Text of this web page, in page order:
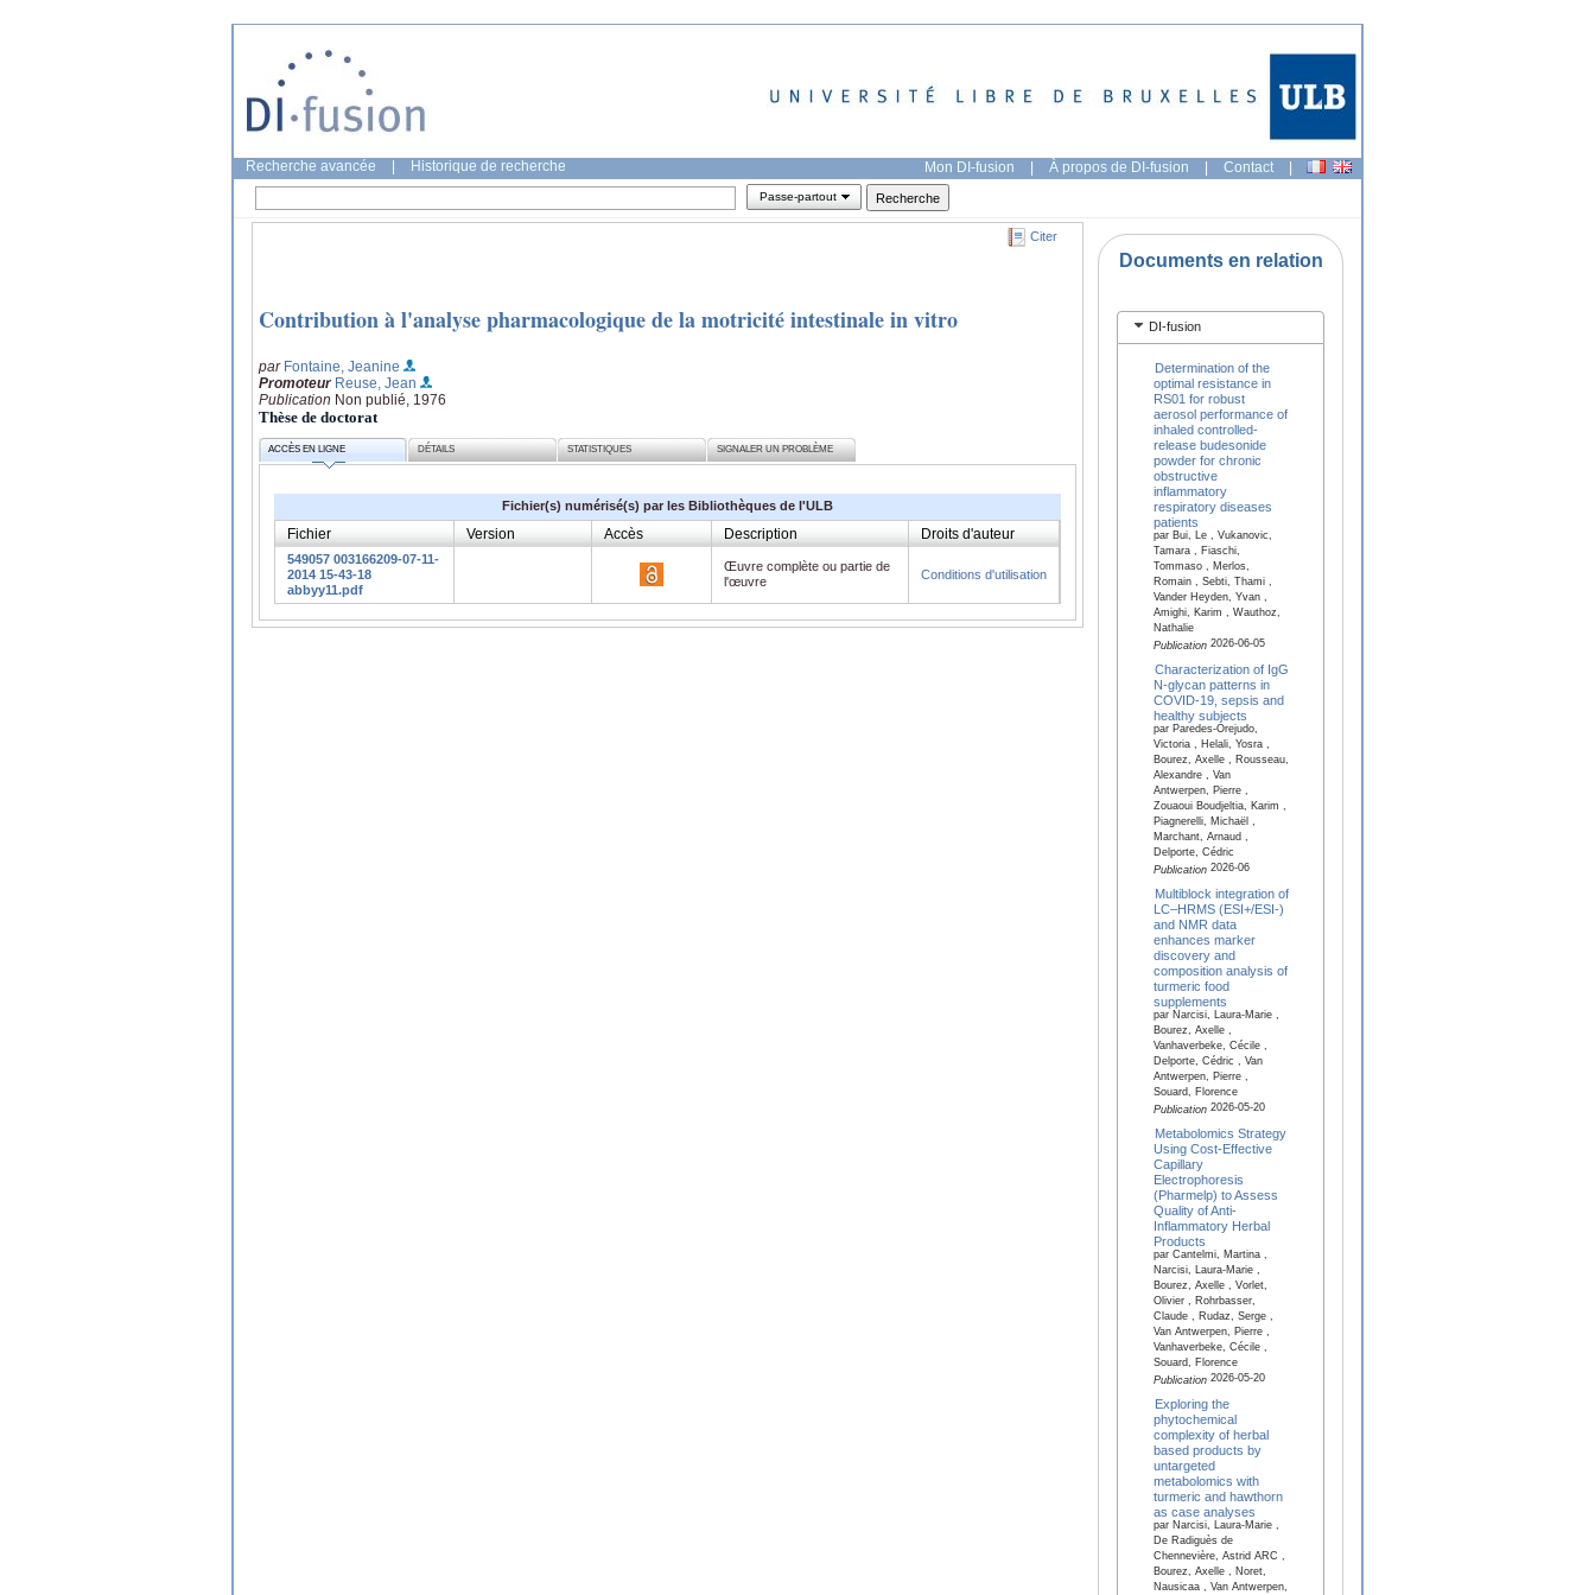
Recherche avancée Historique de recherche Mon DI-fusion | À propos de DI-fusion | Contact |
Passe-partout
Citer
Contribution à l'analyse pharmacologique de la motricité intestinale in vitro
par Fontaine, Jeanine
Promoteur Reuse, Jean
Publication Non publié, 1976
Thèse de doctorat
ACCÈS EN LIGNE DÉTAILS STATISTIQUES SIGNALER UN PROBLÈME
Fichier(s) numérisé(s) par les Bibliothèques de l'ULB
Fichier Version Accès Description Droits d'auteur
549057 003166209-07-11-
2014 15-43-18
abbyy11.pdf
Œuvre complète ou partie de
l'œuvre
Conditions d'utilisation
Documents en relation
DI-fusion
Determination of the
optimal resistance in
RS01 for robust
aerosol performance of
inhaled controlled-
release budesonide
powder for chronic
obstructive
inflammatory
respiratory diseases
patients
par Bui, Le , Vukanovic,
Tamara , Fiaschi,
Tommaso , Merlos,
Romain , Sebti, Thami ,
Vander Heyden, Yvan ,
Amighi, Karim , Wauthoz,
Nathalie
Publication2026-06-05
Characterization of IgG
N-glycan patterns in
COVID-19, sepsis and
healthy subjects
par Paredes-Orejudo,
Victoria , Helali, Yosra ,
Bourez, Axelle , Rousseau,
Alexandre , Van
Antwerpen, Pierre ,
Zouaoui Boudjeltia, Karim ,
Piagnerelli, Michaël ,
Marchant, Arnaud ,
Delporte, Cédric
Publication2026-06
Multiblock integration of
LC–HRMS (ESI+/ESI-)
and NMR data
enhances marker
discovery and
composition analysis of
turmeric food
supplements
par Narcisi, Laura-Marie ,
Bourez, Axelle ,
Vanhaverbeke, Cécile ,
Delporte, Cédric , Van
Antwerpen, Pierre ,
Souard, Florence
Publication2026-05-20
Metabolomics Strategy
Using Cost-Effective
Capillary
Electrophoresis
(Pharmelp) to Assess
Quality of Anti-
Inflammatory Herbal
Products
par Cantelmi, Martina ,
Narcisi, Laura-Marie ,
Bourez, Axelle , Vorlet,
Olivier , Rohrbasser,
Claude , Rudaz, Serge ,
Van Antwerpen, Pierre ,
Vanhaverbeke, Cécile ,
Souard, Florence
Publication2026-05-20
Exploring the
phytochemical
complexity of herbal
based products by
untargeted
metabolomics with
turmeric and hawthorn
as case analyses
par Narcisi, Laura-Marie ,
De Radiguès de
Chennevière, Astrid ARC ,
Bourez, Axelle , Noret,
Nausicaa , Van Antwerpen,